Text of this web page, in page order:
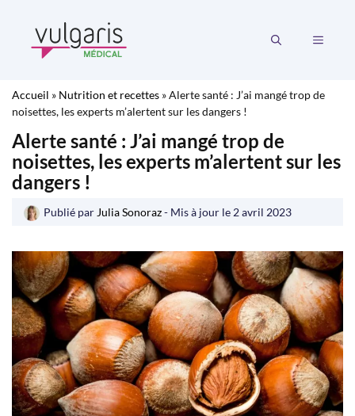
contenu
MENU
Accueil » Nutrition et recettes »Alerte santé : J’ai mangé trop de
noisettes, les experts m’alertent sur les dangers !
Alerte santé : J’ai mangé trop de
noisettes, les experts m’alertent sur les
dangers !
Publié par Julia Sonoraz- Mis à jour le 2 avril 2023